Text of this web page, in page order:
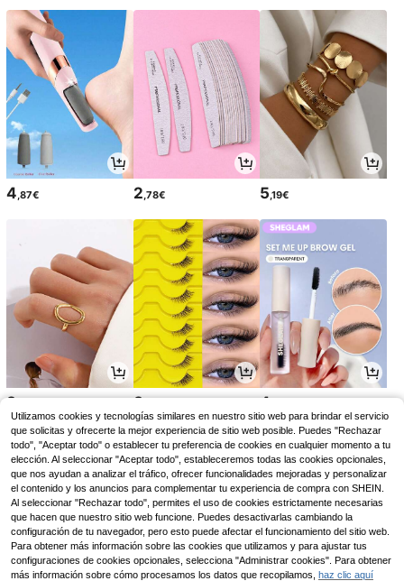
4 ,87€ 2 ,78€ 5 ,19€
3 3 4
Utilizamos cookies y tecnologías similares en nuestro sitio web para brindar el servicio
que solicitas y ofrecerte la mejor experiencia de sitio web posible. Puedes "Rechazar
todo", "Aceptar todo" o establecer tu preferencia de cookies en cualquier momento a tu
elección. Al seleccionar "Aceptar todo", estableceremos todas las cookies opcionales,
que nos ayudan a analizar el tráfico, ofrecer funcionalidades mejoradas y personalizar
el contenido y los anuncios para complementar tu experiencia de compra con SHEIN.
Al seleccionar "Rechazar todo", permites el uso de cookies estrictamente necesarias
que hacen que nuestro sitio web funcione. Puedes desactivarlas cambiando la
configuración de tu navegador, pero esto puede afectar el funcionamiento del sitio web.
Para obtener más información sobre las cookies que utilizamos y para ajustar tus
configuraciones de cookies opcionales, selecciona "Administrar cookies". Para obtener
más información sobre cómo procesamos los datos que recopilamos, haz clic aquí